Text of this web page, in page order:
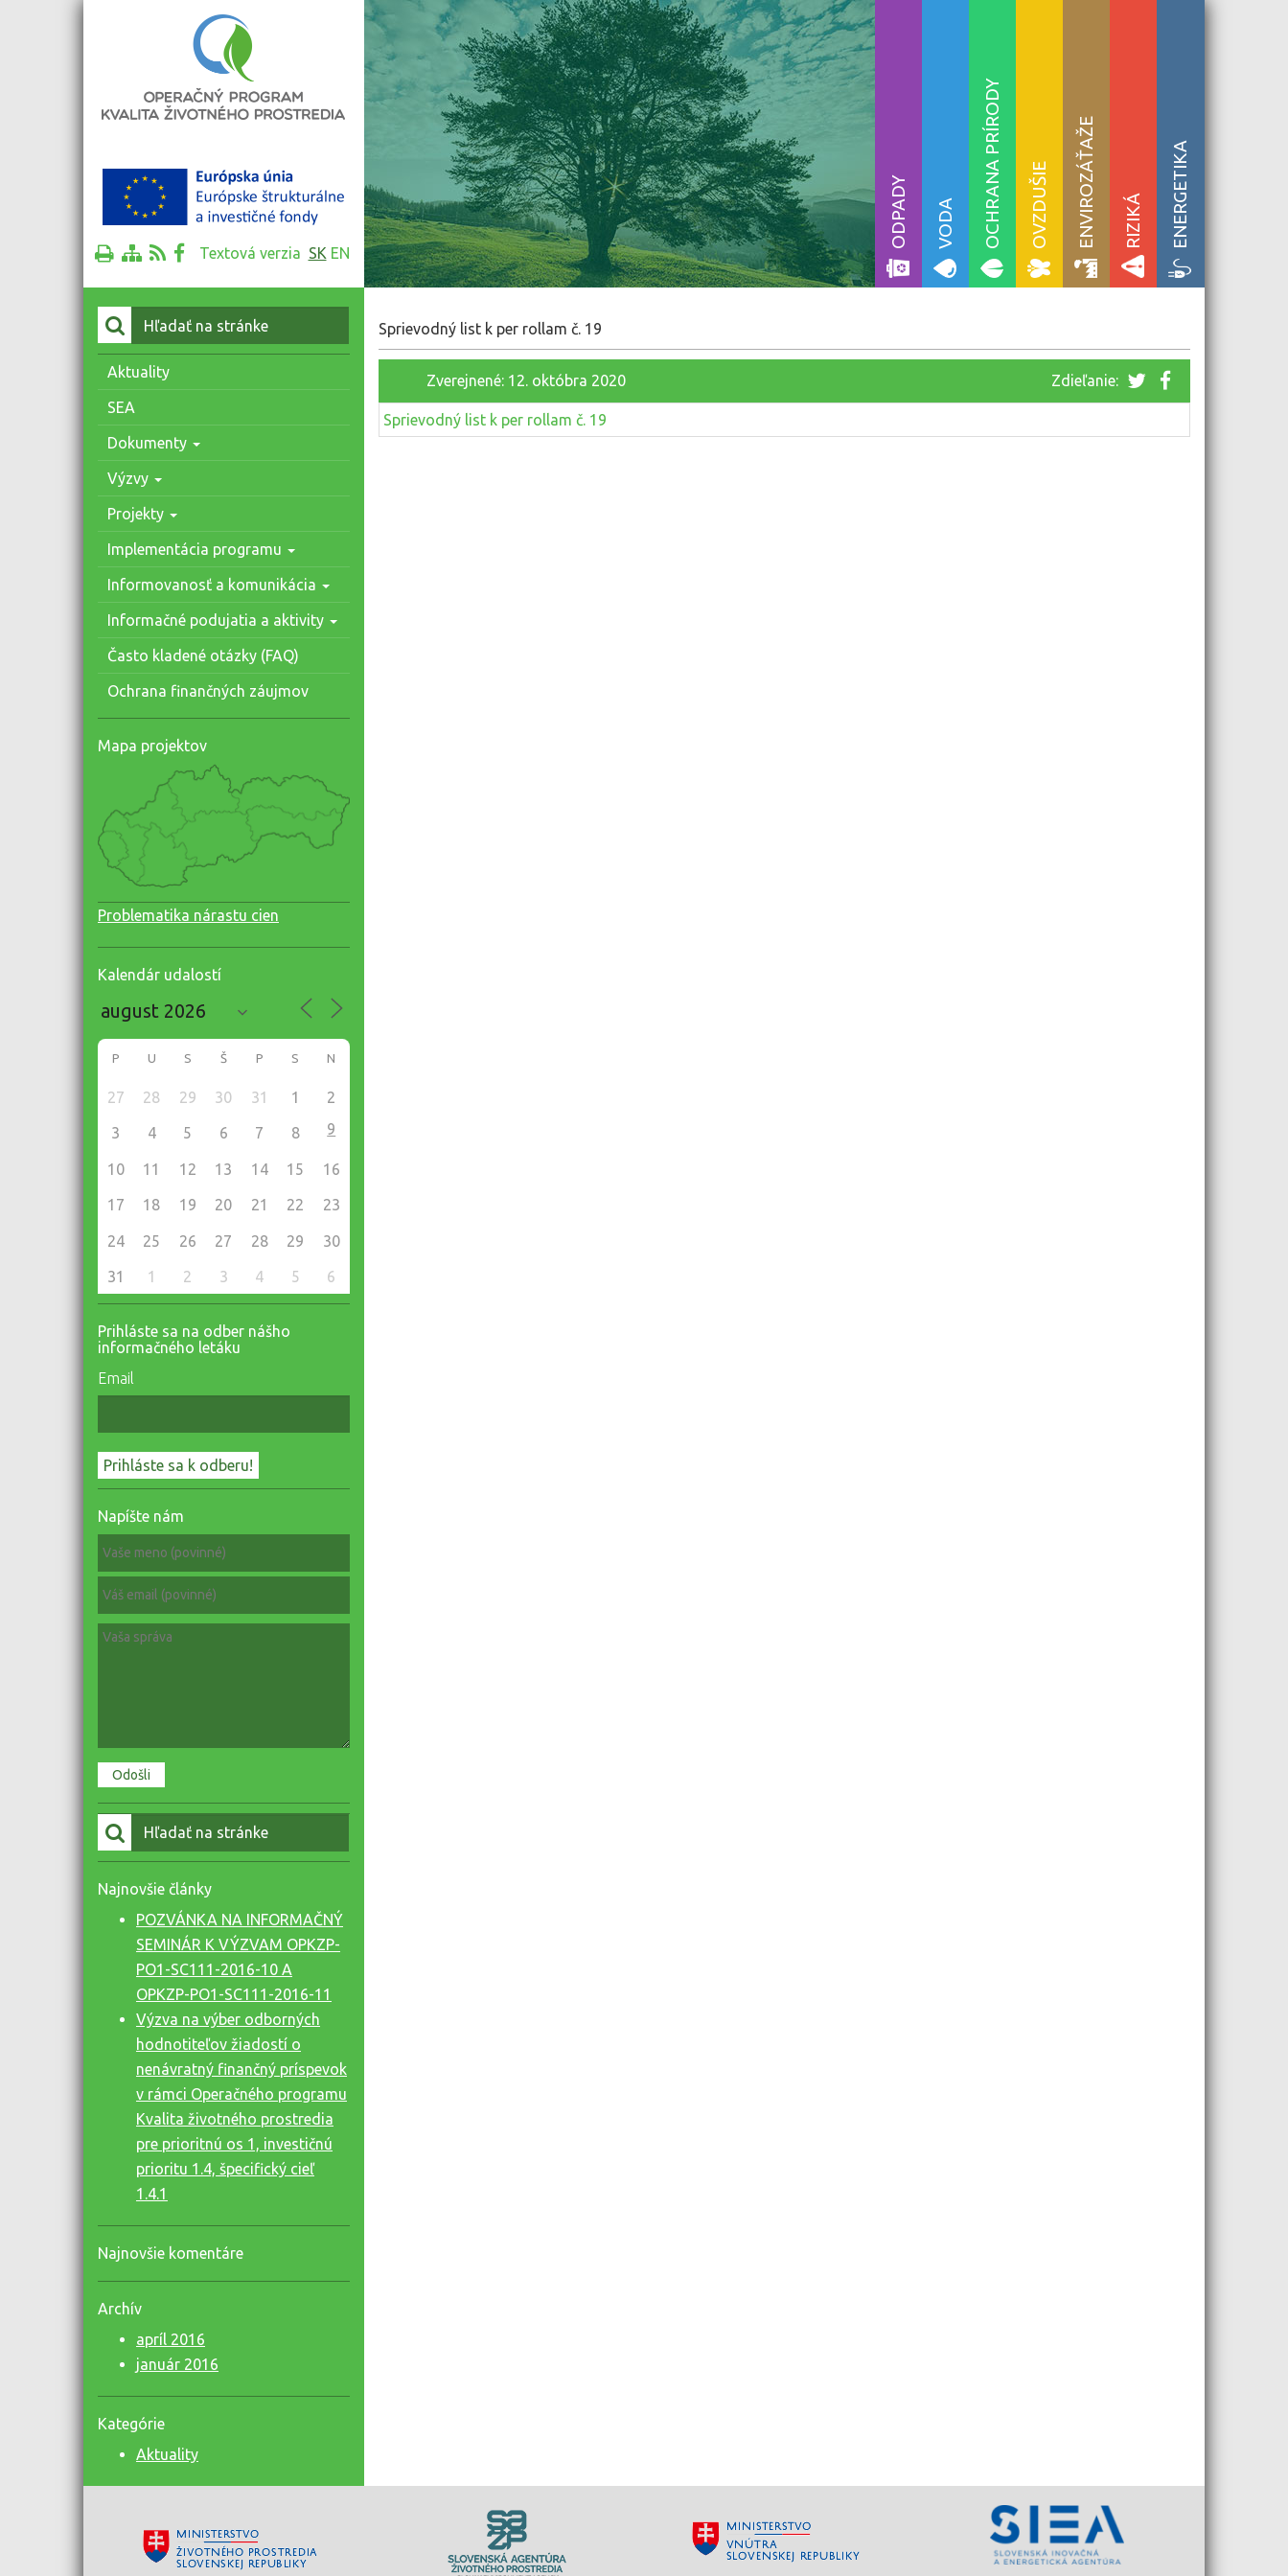
Textová verzia SK EN
ODPADY VODA OCHRANA PRÍRODY OVZDUŠIE ENVIROZÁŤAŽE RIZIKÁ ENERGETIKA
Vyhľadať:
Aktuality
SEA
Dokumenty
Výzvy
Projekty
Implementácia programu
Informovanosť a komunikácia
Informačné podujatia a aktivity
Často kladené otázky (FAQ)
Ochrana finančných záujmov
Mapa projektov
Problematika nárastu cien
Kalendár udalostí
P U S Š P S N
27 28 29 30 31 1 2
3 4 5 6 7 8 9
10 11 12 13 14 15 16
17 18 19 20 21 22 23
24 25 26 27 28 29 30
31 1 2 3 4 5 6
Prihláste sa na odber nášho
informačného letáku
Email
Napíšte nám
Vyhľadať:
Najnovšie články
POZVÁNKA NA INFORMAČNÝ
SEMINÁR K VÝZVAM OPKZP-
PO1-SC111-2016-10 A
OPKZP-PO1-SC111-2016-11
Výzva na výber odborných
hodnotiteľov žiadostí o
nenávratný finančný príspevok
v rámci Operačného programu
Kvalita životného prostredia
pre prioritnú os 1, investičnú
prioritu 1.4, špecifický cieľ
1.4.1
Najnovšie komentáre
Archív
apríl 2016
január 2016
Kategórie
Aktuality
Sprievodný list k per rollam č. 19
Zverejnené: 12. októbra 2020 Zdieľanie:
Sprievodný list k per rollam č. 19